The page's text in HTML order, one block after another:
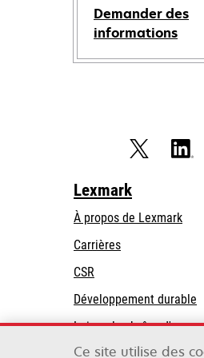
Demander des
informations
Lexmark
À propos de Lexmark
Carrières
CSR
Développement durable
Loi sur la chaîne
Partenaires Lexmark
Ce site utilise des